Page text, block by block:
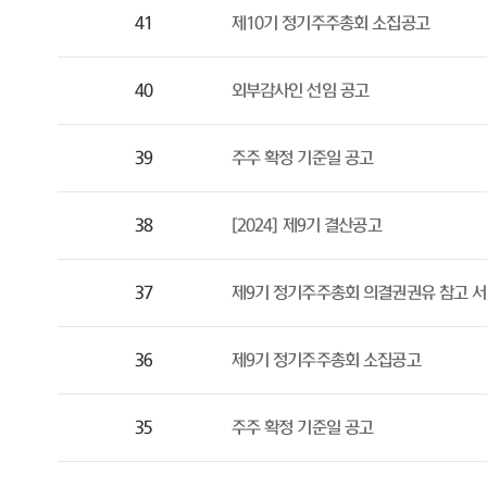
41 제10기 정기주주총회 소집공고
40 외부감사인 선임 공고
39 주주 확정 기준일 공고
38 [2024] 제9기 결산공고
37 제9기 정기주주총회 의결권권유 참고
36 제9기 정기주주총회 소집공고
35 주주 확정 기준일 공고